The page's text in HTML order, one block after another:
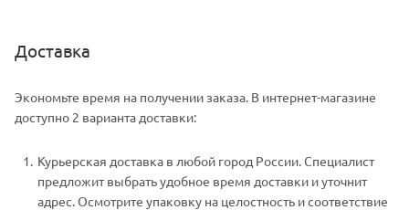
Доставка
Экономьте время на получении заказа. В интернет-магазине
доступно 2 варианта доставки:
Курьерская доставка в любой город России. Специалист
предложит выбрать удобное время доставки и уточнит
адрес. Осмотрите упаковку на целостность и соответствие